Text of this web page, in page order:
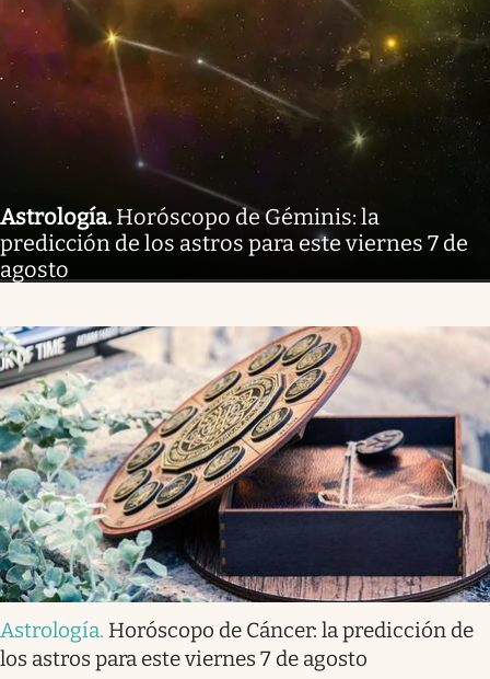
Astrología. Horóscopo de Géminis: la
predicción de los astros para este viernes 7 de
agosto
Astrología. Horóscopo de Cáncer: la predicción de
los astros para este viernes 7 de agosto